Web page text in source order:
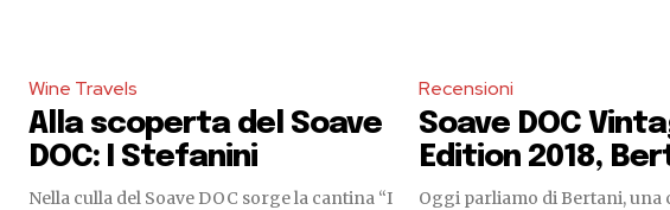
Wine Travels
Alla scoperta del Soave
DOC: I Stefanini
Nella culla del Soave DOC sorge la cantina “I
Recensioni
Soave DOC
Edition 2018,
Oggi parliamo di Bertani, una